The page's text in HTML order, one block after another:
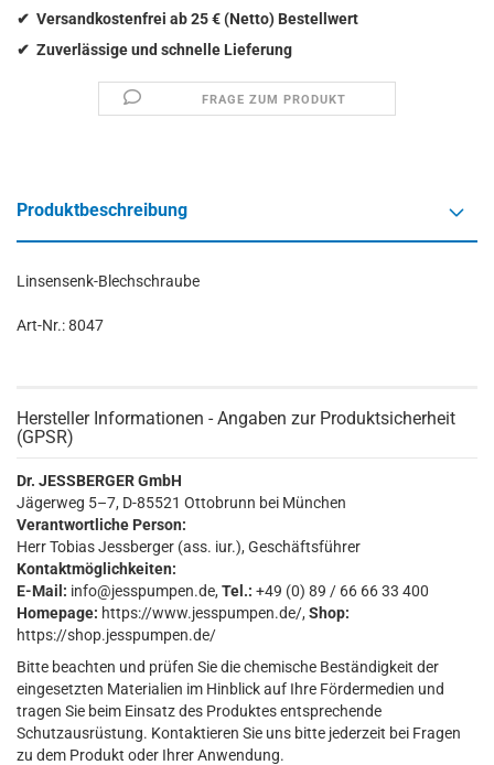
FRAGE ZUM PRODUKT
Produktbeschreibung
Linsensenk-Blechschraube
Art-Nr.: 8047
Hersteller Informationen - Angaben zur Produktsicherheit
(GPSR)
Dr. JESSBERGER GmbH
Jägerweg 5–7, D-85521 Ottobrunn bei München
Verantwortliche Person:
Herr Tobias Jessberger (ass. iur.), Geschäftsführer
Kontaktmöglichkeiten:
E-Mail: info@jesspumpen.de, Tel.: +49 (0) 89 / 66 66 33 400
Homepage: https://www.jesspumpen.de/, Shop:
https://shop.jesspumpen.de/
Bitte beachten und prüfen Sie die chemische Beständigkeit der
eingesetzten Materialien im Hinblick auf Ihre Fördermedien und
tragen Sie beim Einsatz des Produktes entsprechende
Schutzausrüstung. Kontaktieren Sie uns bitte jederzeit bei Fragen
zu dem Produkt oder Ihrer Anwendung.